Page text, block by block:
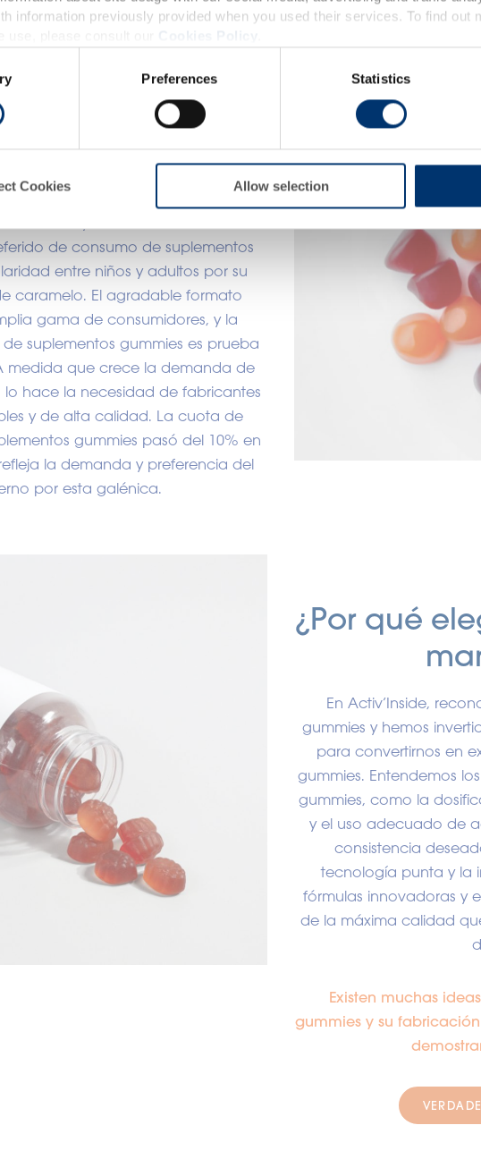
information previously provided when you used their services. To find out
Cookies Policy
Preferences Statistics
Cookies Allow selection
product classification which do not comply with EC
provisions applicable in your country and which have
and Drug Administration. The products presented on
diagnose, treat, cure or prevent any disease. The
responsability of the professional
de
mercado actual
las estrellas emergentes más
y se están convirtiendo
de consumo de suplementos
entre niños y adultos por su
caramelo. El agradable formato
gama de consumidores, y la
suplementos gummies es prueba
medida que crece la demanda de
lo hace la necesidad de fabricantes
y de alta calidad. La cuota de
gummies pasó del 10% en
la demanda y preferencia del
por esta galénica.
¿Por qué
En Activ’Inside,
gummies y hemos
para convertirnos en
gummies. Entendemos
gummies, como la
y el uso adecuado de
consistencia
tecnología punta y la
fórmulas innovadoras y
de la máxima calidad
Existen muchas
gummies y su